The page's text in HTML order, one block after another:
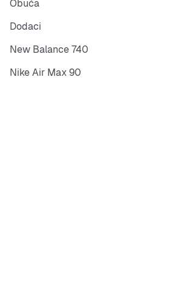
Obuća
Dodaci
New Balance 740
Nike Air Max 90